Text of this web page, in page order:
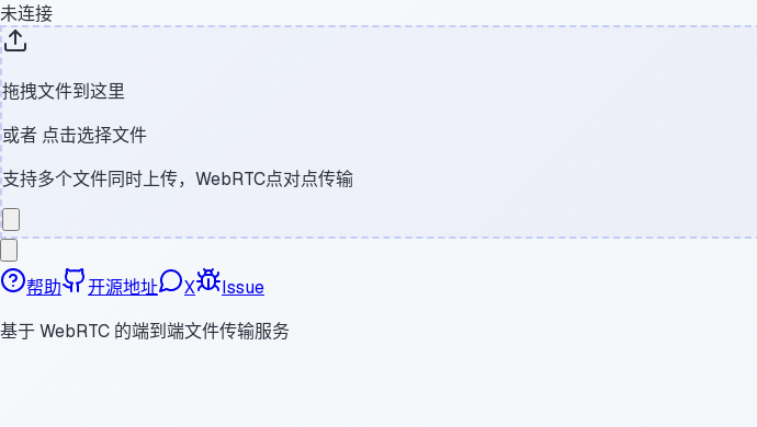
未连接
拖拽文件到这里
或者 点击选择文件
支持多个文件同时上传，WebRTC点对点传输
帮助 开源地址 X
Issue
基于 WebRTC 的端到端文件传输服务